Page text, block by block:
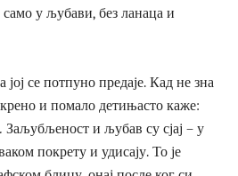
у љубави, без ланаца и
се потпуно предаје. Кад не зна
и помало детињасто каже:
Заљубљеност и љубав су сјај – у
покрету и удисају. То је